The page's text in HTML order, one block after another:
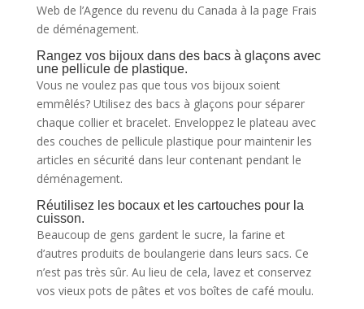
Web de l’Agence du revenu du Canada à la page Frais
de déménagement.
Rangez vos bijoux dans des bacs à glaçons avec
une pellicule de plastique.
Vous ne voulez pas que tous vos bijoux soient
emmêlés? Utilisez des bacs à glaçons pour séparer
chaque collier et bracelet. Enveloppez le plateau avec
des couches de pellicule plastique pour maintenir les
articles en sécurité dans leur contenant pendant le
déménagement.
Réutilisez les bocaux et les cartouches pour la
cuisson.
Beaucoup de gens gardent le sucre, la farine et
d’autres produits de boulangerie dans leurs sacs. Ce
n’est pas très sûr. Au lieu de cela, lavez et conservez
vos vieux pots de pâtes et vos boîtes de café moulu.